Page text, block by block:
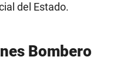
del Estado.
Bombero